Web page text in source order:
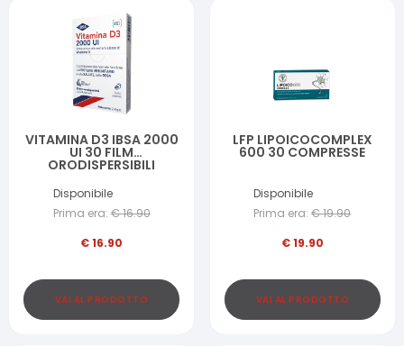
VITAMINA D3 IBSA 2000
UI 30 FILM
ORODISPERSIBILI
Disponibile
Prima era: €16.90
€16.90
VAI AL PRODOTTO
LFP LIPOICOCOMPLEX
600 30 COMPRESSE
Disponibile
Prima era: €19.90
€19.90
VAI AL PRODOTTO